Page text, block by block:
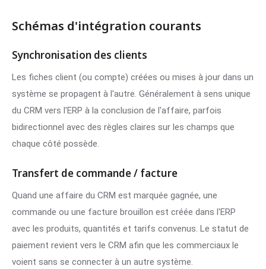
Schémas d'intégration courants
Synchronisation des clients
Les fiches client (ou compte) créées ou mises à jour dans un
système se propagent à l'autre. Généralement à sens unique
du CRM vers l'ERP à la conclusion de l'affaire, parfois
bidirectionnel avec des règles claires sur les champs que
chaque côté possède.
Transfert de commande / facture
Quand une affaire du CRM est marquée gagnée, une
commande ou une facture brouillon est créée dans l'ERP
avec les produits, quantités et tarifs convenus. Le statut de
paiement revient vers le CRM afin que les commerciaux le
voient sans se connecter à un autre système.